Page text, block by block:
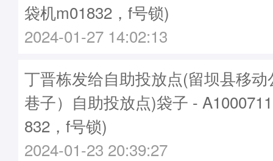
袋机m01832，f号锁)
2024-01-27 14:02:13
丁晋栋发给自助投放点(留坝县移
巷子）自助投放点)袋子 -
832，f号锁)
2024-01-23 20:39:27